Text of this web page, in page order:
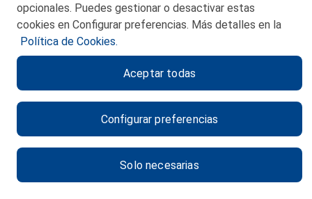
POLITICA DE PRIVACIDAD
POLITICA DE COOKIES
CANAL DE ÉTICA
opcionales. Puedes gestionar o desactivar estas
cookies en Configurar preferencias. Más detalles en la
Política de Cookies.
Configurar preferencias
Solo necesarias
Aceptar todas